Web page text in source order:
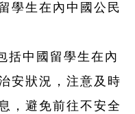
學生在內中國公民
括中國留學生在內
安狀況，注意及時
，避免前往不安全